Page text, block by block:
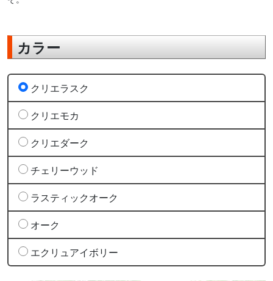
カラー
クリエラスク
クリエモカ
クリエダーク
チェリーウッド
ラスティックオーク
オーク
エクリュアイボリー